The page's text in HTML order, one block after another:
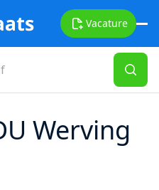
Vacature
Werving